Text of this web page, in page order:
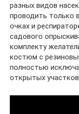
разных видов
проводить только
очках и
садового
комплекту
костюм с
полностью
открытых